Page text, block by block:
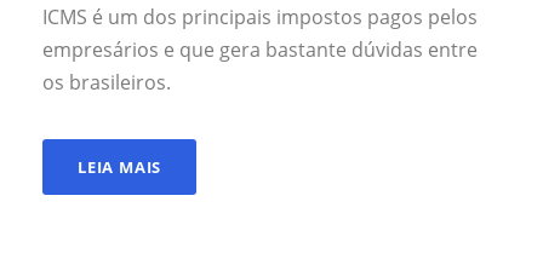
ICMS é um dos principais impostos pagos pelos
empresários e que gera bastante dúvidas entre
os brasileiros.
LEIA MAIS